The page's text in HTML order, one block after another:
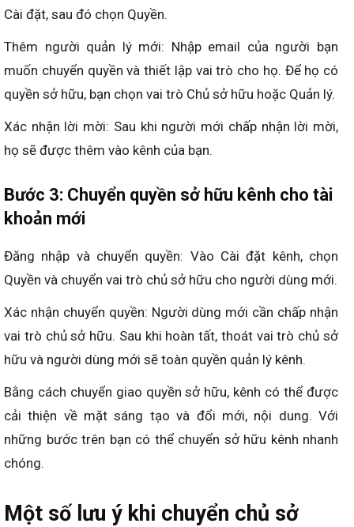
Cài đặt, sau đó chọn Quyền.
Thêm người quản lý mới: Nhập email của người bạn
muốn chuyển quyền và thiết lập vai trò cho họ. Để họ có
quyền sở hữu, bạn chọn vai trò Chủ sở hữu hoặc Quản lý.
Xác nhận lời mời: Sau khi người mới chấp nhận lời mời,
họ sẽ được thêm vào kênh của bạn.
Bước 3: Chuyển quyền sở hữu kênh cho tài
khoản mới
Đăng nhập và chuyển quyền: Vào Cài đặt kênh, chọn
Quyền và chuyển vai trò chủ sở hữu cho người dùng mới.
Xác nhận chuyển quyền: Người dùng mới cần chấp nhận
vai trò chủ sở hữu. Sau khi hoàn tất, thoát vai trò chủ sở
hữu và người dùng mới sẽ toàn quyền quản lý kênh.
Bằng cách chuyển giao quyền sở hữu, kênh có thể được
cải thiện về mặt sáng tạo và đổi mới, nội dung. Với
những bước trên bạn có thể chuyển sở hữu kênh nhanh
chóng.
Một số lưu ý khi chuyển chủ sở